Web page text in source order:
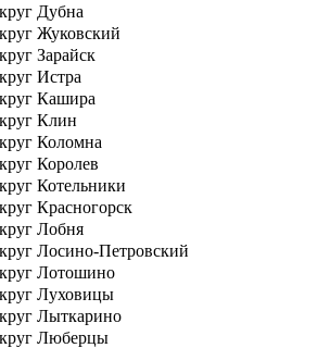
Дубна
Жуковский
Зарайск
Истра
Кашира
Клин
Коломна
Королев
Котельники
Красногорск
Лобня
Лосино-Петровский
Лотошино
Луховицы
Лыткарино
Люберцы